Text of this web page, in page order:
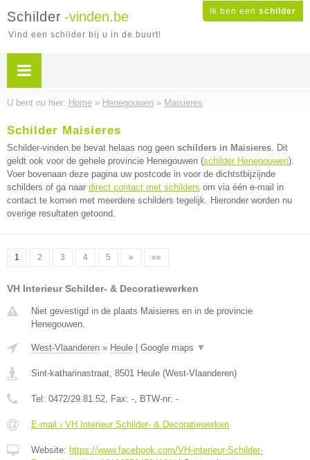
Ik ben een schilder
Schilder -vinden.be
Vind een schilder bij u in de buurt!
U bent nu hier: Home » Henegouwen » Maisieres
Schilder Maisieres
Schilder-vinden.be bevat helaas nog geen schilders in Maisieres. Dit
geldt ook voor de gehele provincie Henegouwen (schilder Henegouwen).
Voer bovenaan deze pagina uw postcode in voor de dichtstbijzijnde
schilders of ga naar direct contact met schilders om via één e-mail in
contact te komen met meerdere schilders tegelijk. Hieronder worden nu
overige resultaten getoond.
1 2 3 4 5 » »»
VH Interieur Schilder- & Decoratiewerken
Niet gevestigd in de plaats Maisieres en in de provincie
Henegouwen.
West-Vlaanderen » Heule Google maps ▼
Sint-katharinastraat, 8501 Heule (West-Vlaanderen)
Tel: 0472/29.81.52, Fax: -, BTW-nr: -
E-mail › VH Interieur Schilder- & Decoratiewerken
Website: https://www.facebook.com/VH-interieur-Schilder-